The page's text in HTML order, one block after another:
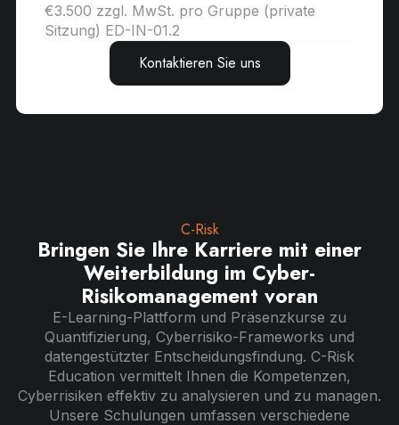
€3.500 zzgl. MwSt. pro Gruppe (private
Sitzung) ED-IN-01.2
Kontaktieren Sie uns
C-Risk
Bringen Sie Ihre Karriere mit einer
Weiterbildung im Cyber-
Risikomanagement voran
E-Learning-Plattform und Präsenzkurse zu
Quantifizierung, Cyberrisiko-Frameworks und
datengestützter Entscheidungsfindung. C-Risk
Education vermittelt Ihnen die Kompetenzen,
Cyberrisiken effektiv zu analysieren und zu managen.
Unsere Schulungen umfassen verschiedene